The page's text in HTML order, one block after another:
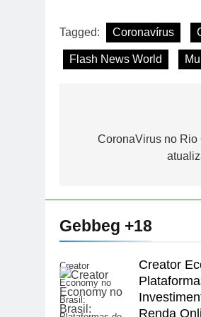
Tagged: Coronavírus
Flash News World
CoronaVirus no Rio
Gebbeg +18
Creator
Economy no
Brasil:
Creator
Renda